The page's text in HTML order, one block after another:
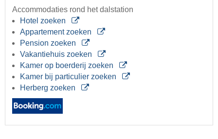
Accommodaties rond het dalstation
Hotel zoeken
Appartement zoeken
Pension zoeken
Vakantiehuis zoeken
Kamer op boerderij zoeken
Kamer bij particulier zoeken
Herberg zoeken